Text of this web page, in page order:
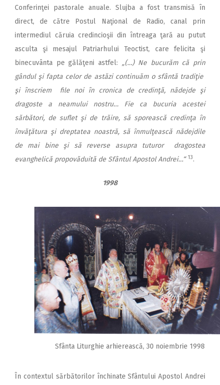
Conferinţei pastorale anuale. Slujba a fost transmisă în
direct, de către Postul Naţional de Radio, canal prin
intermediul căruia credincioşii din întreaga ţară au putut
asculta şi mesajul Patriarhului Teoctist, care felicita şi
binecuvânta pe gălăţeni astfel: „(…) Ne bucurăm că prin
gândul şi fapta celor de astăzi continuăm o sfântă tradiţie
şi înscriem file noi în cronica de credinţă, nădejde şi
dragoste a neamului nostru… Fie ca bucuria acestei
sărbători, de suflet şi de trăire, să sporească credinţa în
învăţătura şi dreptatea noastră, să înmulţească nădejdile
de mai bine şi să reverse asupra tuturor dragostea
evanghelică propovăduită de Sfântul Apostol Andrei…“ 13.
1998
Sfânta Liturghie arhierească, 30 noiembrie 1998
În contextul sărbă­torilor închinate Sfântului Apostol Andrei